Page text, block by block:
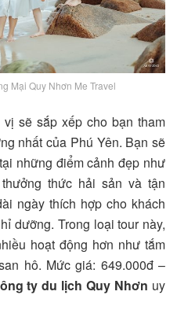
Mại Quy Nhơn Me Travel
sẽ sắp xếp cho bạn tham
nhất của Phú Yên. Bạn sẽ
những điểm cảnh đẹp như
thức hải sản và tận
ngày thích hợp cho khách
dưỡng. Trong loại tour này,
hoạt động hơn như tắm
hô. Mức giá: 649.000đ –
ty du lịch Quy Nhơn uy